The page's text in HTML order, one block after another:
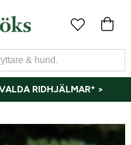
RIDHJÄLMAR* >